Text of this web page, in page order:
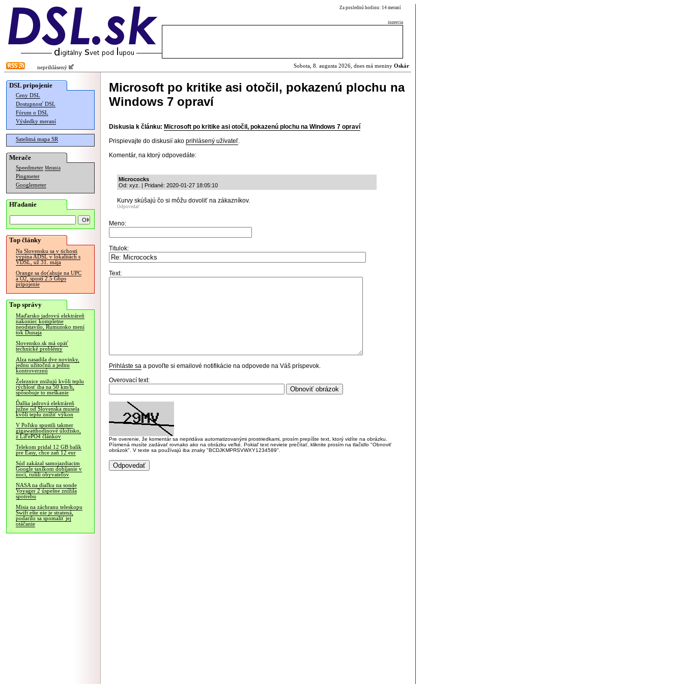
Za poslednú hodinu: 14 meraní
inzercia
neprihlásený Sobota, 8. augusta 2026, dnes má meniny Oskár
DSL pripojenie
Ceny DSL
Dostupnosť DSL
Fórum o DSL
Výsledky meraní
Satelitná mapa SR
Merače
Speedmeter Merania
Pingmeter
Googlemeter
Hľadanie
Top články
Na Slovensku sa v tichosti
vypína ADSL v lokalitách s
VDSL, už 31. mája
Orange sa doťahuje na UPC
a O2, spustí 2.5 Gbps
pripojenie
Top správy
Maďarsko jadrovú elektráreň
nakoniec kompletne
neodstavilo, Rumunsko mení
tok Dunaja
Slovensko.sk má opäť
technické problémy
Alza nasadila dve novinky,
jednu užitočnú a jednu
kontroverznú
Železnice znižujú kvôli teplu
rýchlosť iba na 50 km/h,
spôsobuje to meškanie
Ďalšia jadrová elektráreň
južne od Slovenska musela
kvôli teplu znížiť výkon
V Poľsku spustili takmer
gigawatthodinové úložisko,
z LiFePO4 článkov
Telekom pridal 12 GB balík
pre Easy, chce zaň 12 eur
Súd zakázal samojazdiacim
Google taxíkom dobíjanie v
noci, rušili obyvateľov
NASA na diaľku na sonde
Voyager 2 úspešne znížila
spotrebu
Misia na záchranu teleskopu
Swift ešte nie je stratená,
podarilo sa spomaliť jej
otáčanie
Microsoft po kritike asi otočil, pokazenú plochu na
Windows 7 opraví
Diskusia k článku: Microsoft po kritike asi otočil, pokazenú plochu na Windows 7 opraví
Prispievajte do diskusií ako prihlásený užívateľ.
Komentár, na ktorý odpovedáte:
Micrococks
Od: xyz. | Pridané: 2020-01-27 18:05:10
Kurvy skúšajú čo si môžu dovoliť na zákazníkov.
Odpovedať
Meno:
Titulok:
Text:
Prihláste sa a povoľte si emailové notifikácie na odpovede na Váš príspevok.
Overovací text:
Pre overenie, že komentár sa nepridáva automatizovanými prostriedkami, prosím prepíšte text, ktorý vidíte na obrázku.
Písmená musíte zadávať rovnako ako na obrázku veľké. Pokiaľ text neviete prečítať, kliknite prosím na tlačidlo "Obnoviť
obrázok". V texte sa používajú iba znaky "BCDJKMPRSVWXY1234589".